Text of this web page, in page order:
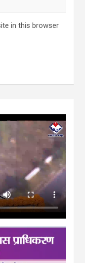
in this browser